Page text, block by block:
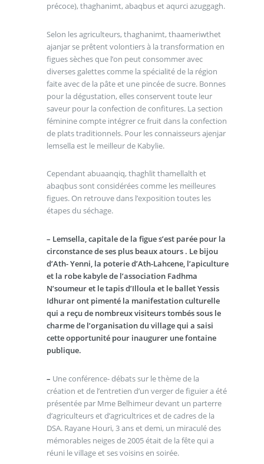
précoce), thaghanimt, abaqbus et aqurci azuggagh.
Selon les agriculteurs, thaghanimt, thaameriwthet
ajanjar se prêtent volontiers à la transformation en
figues sèches que l’on peut consommer avec
diverses galettes comme la spécialité de la région
faite avec de la pâte et une pincée de sucre. Bonnes
pour la dégustation, elles conservent toute leur
saveur pour la confection de confitures. La section
féminine compte intégrer ce fruit dans la confection
de plats traditionnels. Pour les connaisseurs ajenjar
lemsella est le meilleur de Kabylie.
Cependant abuaanqiq, thaghlit thamellalth et
abaqbus sont considérées comme les meilleures
figues. On retrouve dans l’exposition toutes les
étapes du séchage.
– Lemsella, capitale de la figue s’est parée pour la
circonstance de ses plus beaux atours . Le bijou
d’Ath- Yenni, la poterie d’Ath-Lahcene, l’apiculture
et la robe kabyle de l’association Fadhma
N’soumeur et le tapis d’Illoula et le ballet Yessis
Idhurar ont pimenté la manifestation culturelle
qui a reçu de nombreux visiteurs tombés sous le
charme de l’organisation du village qui a saisi
cette opportunité pour inaugurer une fontaine
publique.
– Une conférence- débats sur le thème de la
création et de l’entretien d’un verger de figuier a été
présentée par Mme Belhimeur devant un parterre
d’agriculteurs et d’agricultrices et de cadres de la
DSA. Rayane Houri, 3 ans et demi, un miraculé des
mémorables neiges de 2005 était de la fête qui a
réuni le village et ses voisins en soirée.